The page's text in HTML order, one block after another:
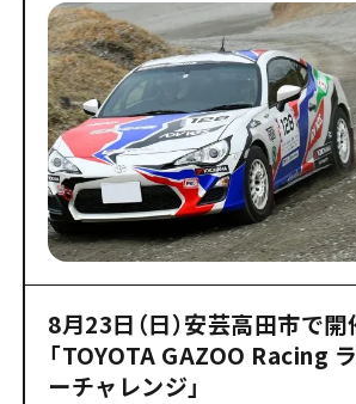
8月23日（日）安芸高田市で開
「TOYOTA GAZOO Racing
ーチャレンジ」